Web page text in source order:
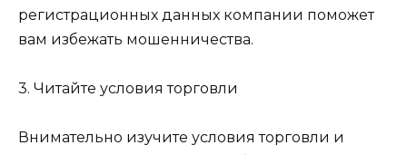
регистрационных данных компании поможет
вам избежать мошенничества.
3. Читайте условия торговли
Внимательно изучите условия торговли и